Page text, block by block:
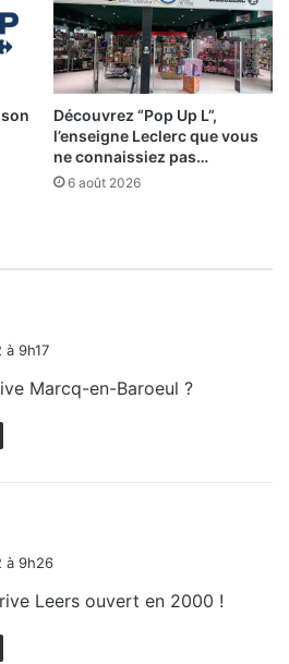
Découvrez “Pop Up L”,
l’enseigne Leclerc que vous
ne connaissiez pas…
6 août 2026
à 9h17
Marcq-en-Baroeul ?
à 9h26
Leers ouvert en 2000 !